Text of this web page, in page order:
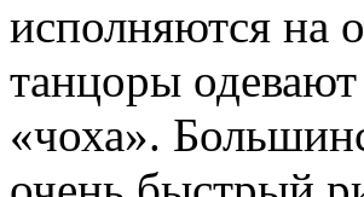
исполняются на
танцоры
«чоха».